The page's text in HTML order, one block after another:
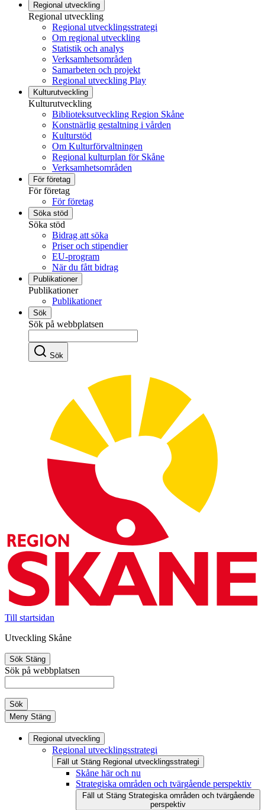
Regional utveckling
Regional utveckling
Regional utvecklingsstrategi
Om regional utveckling
Statistik och analys
Verksamhetsområden
Samarbeten och projekt
Regional utveckling Play
Kulturutveckling
Kulturutveckling
Biblioteksutveckling Region Skåne
Konstnärlig gestaltning i vården
Kulturstöd
Om Kulturförvaltningen
Regional kulturplan för Skåne
Verksamhetsområden
För företag
För företag
För företag
Söka stöd
Söka stöd
Bidrag att söka
Priser och stipendier
EU-program
När du fått bidrag
Publikationer
Publikationer
Publikationer
Sök
Sök på webbplatsen
Sök
Till startsidan
Utveckling Skåne
Sök Stäng
Sök på webbplatsen
Sök
Meny Stäng
Regional utveckling
Regional utvecklingsstrategi
Fäll ut Stäng Regional utvecklingsstrategi
Skåne här och nu
Strategiska områden och tvärgående perspektiv
Fäll ut Stäng Strategiska områden och tvärgående
perspektiv